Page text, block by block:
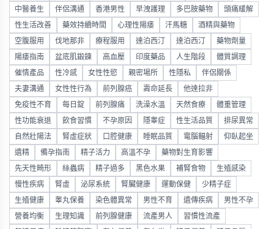
中醫養生 伴侶溝通 香港男性 早洩護理 多巴胺藥物 頭痛緩解
性生活改善 藥效持續時間 心理性陽痿 汗馬糖 酒精與藥物
空腹服用 伐地那非 療程服用 達泊西汀 達泊西汀 藥物劑量
陽痿指南 盆底肌鍛鍊 高血壓 印度藥品 人生階段 體質調理
催情產品 性冷感 女性性慾 親密場所 性隱私 伴侶關係
夫妻溝通 女性性行為 前列腺癌 壽命延長 他達拉非
免疫性不育 每日錠 前列腺痛 洗澡水溫 天然食療 體重管理
性功能衰退 飲食習慣 不孕原因 隱睾症 性生活品質 排尿異常
自然壯陽法 腎虛症狀 口腔健康 睡眠品質 電腦輻射 仰臥起坐
遺精 備孕指南 精子活力 高溫不孕 藥物對生育影響
先天性畸形 絲蟲病 精子過多 黑色水果 補腎食物 生殖感染
慢性疾病 腎虛 泌尿系統 腎臟健康 運動保健 少精子症
生殖健康 睾丸保養 染色體異常 男性不育 遺傳疾病 男性不孕
營養均衡 生理知識 前列腺健康 流產男人 習慣性流產